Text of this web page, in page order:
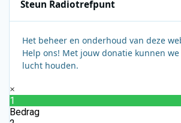
Steun Radiotrefpunt
Het beheer en onderhoud van deze
Help ons! Met jouw donatie kunnen
lucht houden.